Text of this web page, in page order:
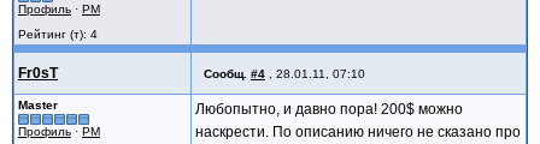
Профиль · PM
Рейтинг (т): 4
Fr0sT Сообщ. #4 28.01.11, 07:10
Master
Профиль · PM
Любопытно, и давно пора! 200$ можно
наскрести. По описанию ничего не сказано про